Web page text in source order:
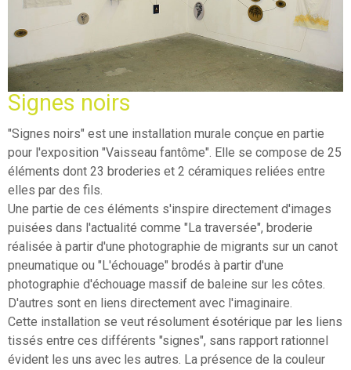
Signes noirs
"Signes noirs" est une installation murale conçue en partie
pour l'exposition "Vaisseau fantôme". Elle se compose de 25
éléments dont 23 broderies et 2 céramiques reliées entre
elles par des fils.
Une partie de ces éléments s'inspire directement d'images
puisées dans l'actualité comme "La traversée", broderie
réalisée à partir d'une photographie de migrants sur un canot
pneumatique ou "L'échouage" brodés à partir d'une
photographie d'échouage massif de baleine sur les côtes.
D'autres sont en liens directement avec l'imaginaire.
Cette installation se veut résolument ésotérique par les liens
tissés entre ces différents "signes", sans rapport rationnel
évident les uns avec les autres. La présence de la couleur